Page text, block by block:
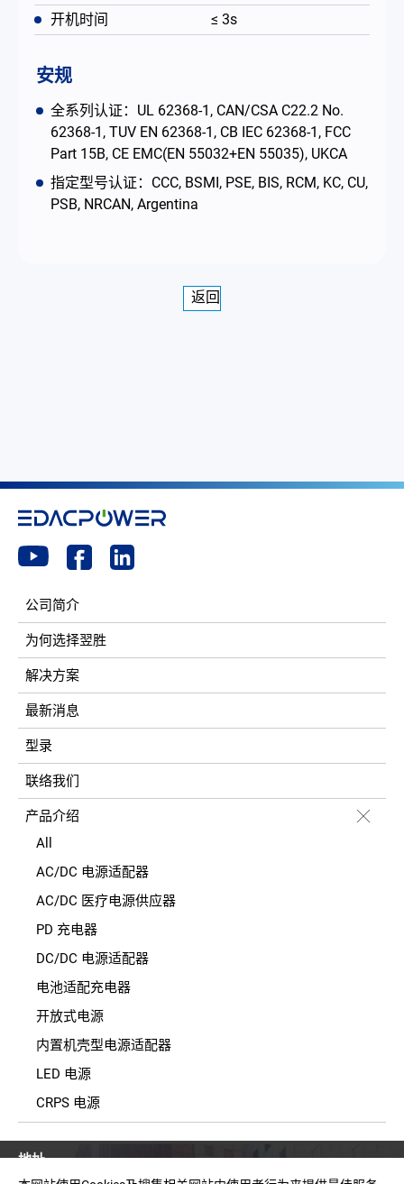
开机时间
≤ 3s
安规
全系列认证：UL 62368-1, CAN/CSA C22.2 No.
62368-1, TUV EN 62368-1, CB IEC 62368-1, FCC
Part 15B, CE EMC(EN 55032+EN 55035), UKCA
指定型号认证：CCC, BSMI, PSE, BIS, RCM, KC, CU,
PSB, NRCAN, Argentina
返回
公司简介
为何选择翌胜
解决方案
最新消息
型录
联络我们
产品介绍
All
AC/DC 电源适配器
AC/DC 医疗电源供应器
PD 充电器
DC/DC 电源适配器
电池适配充电器
开放式电源
内置机壳型电源适配器
LED 电源
CRPS 电源
地址
台湾新北市中和区建一路150号11楼之2(E栋)